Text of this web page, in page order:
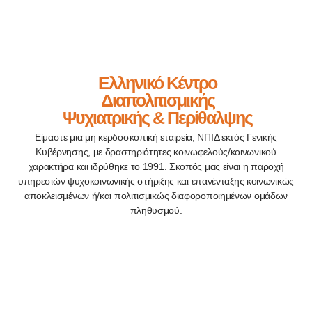
Ελληνικό Κέντρο
Διαπολιτισμικής
Ψυχιατρικής & Περίθαλψης
Είμαστε μια μη κερδοσκοπική εταιρεία, ΝΠΙΔ εκτός Γενικής
Κυβέρνησης, με δραστηριότητες κοινωφελούς/κοινωνικού
χαρακτήρα και ιδρύθηκε το 1991. Σκοπός μας είναι η παροχή
υπηρεσιών ψυχοκοινωνικής στήριξης και επανένταξης κοινωνικώς
αποκλεισμένων ή/και πολιτισμικώς διαφοροποιημένων ομάδων
πληθυσμού.